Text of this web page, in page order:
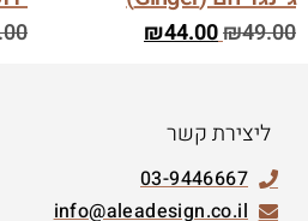
₪49.00
₪44.00
ליצירת קשר
03-9446667
info@aleadesign.co.il